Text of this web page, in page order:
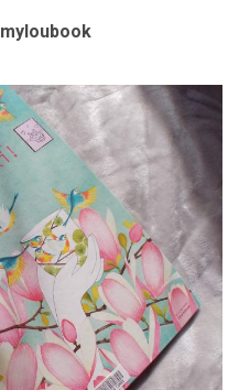
myloubook